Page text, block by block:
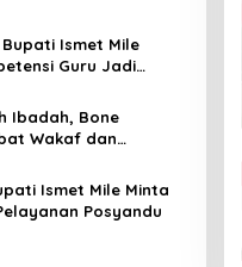
Bupati Ismet Mile
Guru Jadi
Ibadah, Bone
Wakaf dan
Ismet Mile Minta
Posyandu